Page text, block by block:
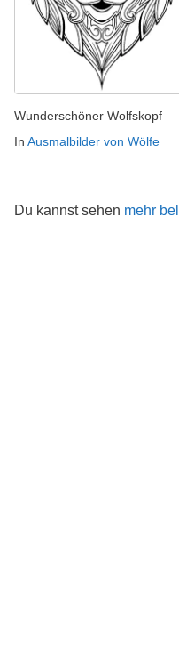
Wunderschöner Wolfskopf
In Ausmalbilder von Wölfe
Du kannst sehen mehr